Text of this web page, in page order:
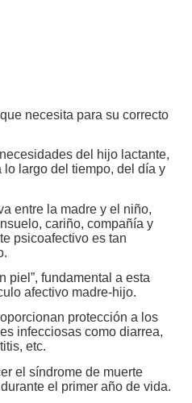
necesita para su correcto
del hijo lactante,
largo del tiempo, del día y
entre la madre y el niño,
cariño, compañía y
psicoafectivo es tan
piel”, fundamental a esta
afectivo madre-hijo.
protección a los
infecciosas como diarrea,
etc.
el síndrome de muerte
el primer año de vida.